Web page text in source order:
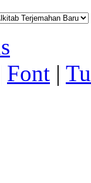
Font |